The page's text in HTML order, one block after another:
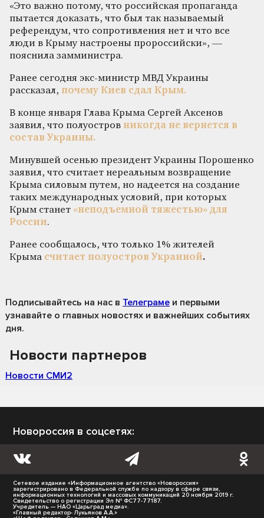
«Это важно потому, что российская пропаганда
пытается доказать, что был так называемый
референдум, что сопротивления нет и что все
люди в Крыму настроены пророссийски», —
пояснила замминистра.
Ранее сегодня экс-министр МВД Украины
рассказал, почему Киев сдал Крым.
В конце января Глава Крыма Сергей Аксенов
заявил, что полуостров никогда не вернется в
состав Украины.
Минувшей осенью президент Украины Порошенко
заявил, что считает нереальным возвращение
Крыма силовым путем, но надеется на создание
таких международных условий, при которых
Крым станет «неподъемной тяжестью» для
России.
Ранее сообщалось, что только 1% жителей
Крыма считает полуостров Украиной.
Подписывайтесь на нас в Телеграме и первыми
узнавайте о главных новостях и важнейших событиях
дня.
Новости партнеров
Новости СМИ2
Новороссия в соцсетях:
Сетевое издание «Информационное агентство «Новороссия»
зарегистрировано в Федеральной службе по надзору в сфере связи,
информационных технологий и массовых коммуникаций 20 ноября 2019 г.
Свидетельство о регистрации Эл № ФС77-77187.
Учредитель — НАО «Царьград медиа».
«Главный редактор- Лукьянов А.А.»